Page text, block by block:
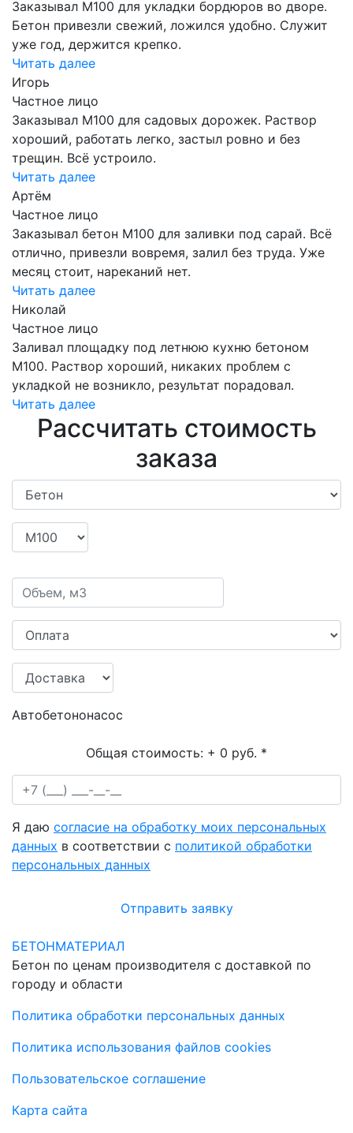
Заказывал М100 для укладки бордюров во дворе.
Бетон привезли свежий, ложился удобно. Служит
уже год, держится крепко.
Читать далее
Игорь
Частное лицо
Заказывал М100 для садовых дорожек. Раствор
хороший, работать легко, застыл ровно и без
трещин. Всё устроило.
Читать далее
Артём
Частное лицо
Заказывал бетон М100 для заливки под сарай. Всё
отлично, привезли вовремя, залил без труда. Уже
месяц стоит, нареканий нет.
Читать далее
Николай
Частное лицо
Заливал площадку под летнюю кухню бетоном
М100. Раствор хороший, никаких проблем с
укладкой не возникло, результат порадовал.
Читать далее
Рассчитать стоимость
заказа
Автобетононасос
Общая стоимость: + 0 руб. *
Я даю согласие на обработку моих персональных
данных в соответствии с политикой обработки
персональных данных
Отправить заявку
БЕТОНМАТЕРИАЛ
Бетон по ценам производителя с доставкой по
городу и области
Политика обработки персональных данных
Политика использования файлов cookies
Пользовательское соглашение
Карта сайта